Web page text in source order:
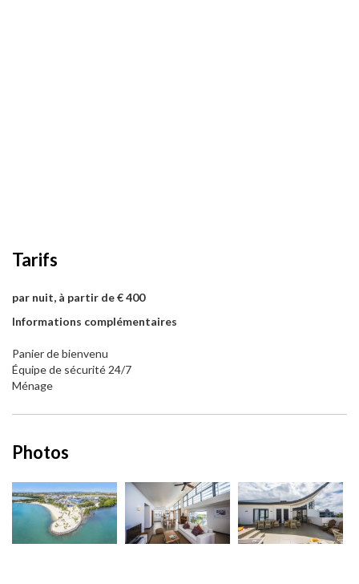
Tarifs
par nuit, à partir de € 400
Informations complémentaires
Panier de bienvenu
Équipe de sécurité 24/7
Ménage
Photos